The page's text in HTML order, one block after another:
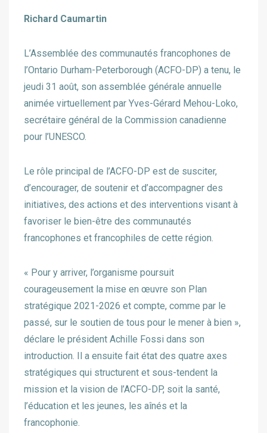
Richard Caumartin
L’Assemblée des communautés francophones de
l’Ontario Durham-Peterborough (ACFO-DP) a tenu, le
jeudi 31 août, son assemblée générale annuelle
animée virtuellement par Yves-Gérard Mehou-Loko,
secrétaire général de la Commission canadienne
pour l’UNESCO.
Le rôle principal de l’ACFO-DP est de susciter,
d’encourager, de soutenir et d’accompagner des
initiatives, des actions et des interventions visant à
favoriser le bien-être des communautés
francophones et francophiles de cette région.
« Pour y arriver, l’organisme poursuit
courageusement la mise en œuvre son Plan
stratégique 2021-2026 et compte, comme par le
passé, sur le soutien de tous pour le mener à bien »,
déclare le président Achille Fossi dans son
introduction. Il a ensuite fait état des quatre axes
stratégiques qui structurent et sous-tendent la
mission et la vision de l’ACFO-DP, soit la santé,
l’éducation et les jeunes, les aînés et la
francophonie.